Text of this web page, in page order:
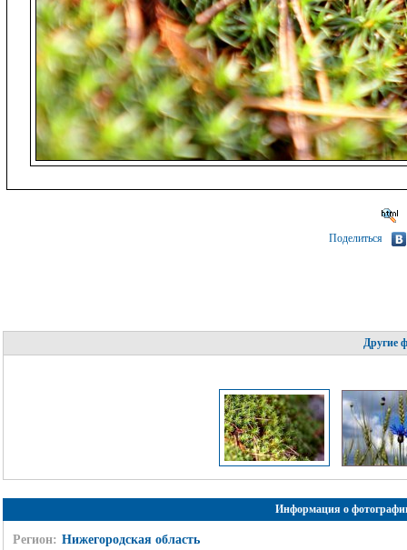
Поделиться
Другие
Информация о
Регион: Нижегородская область